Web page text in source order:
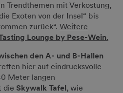
Trendthemen mit Verkostung,
Exoten von der Insel“ bis
zurück“. Weitere
Lounge by Pese-Wein.
den A- und B-Hallen
hier auf eindrucksvolle
Meter langen
die Skywalk Tafel, wie